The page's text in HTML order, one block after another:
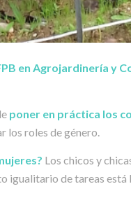
en Agrojardinería y
poner en práctica los
los roles de género.
Los chicos y
igualitario de tareas